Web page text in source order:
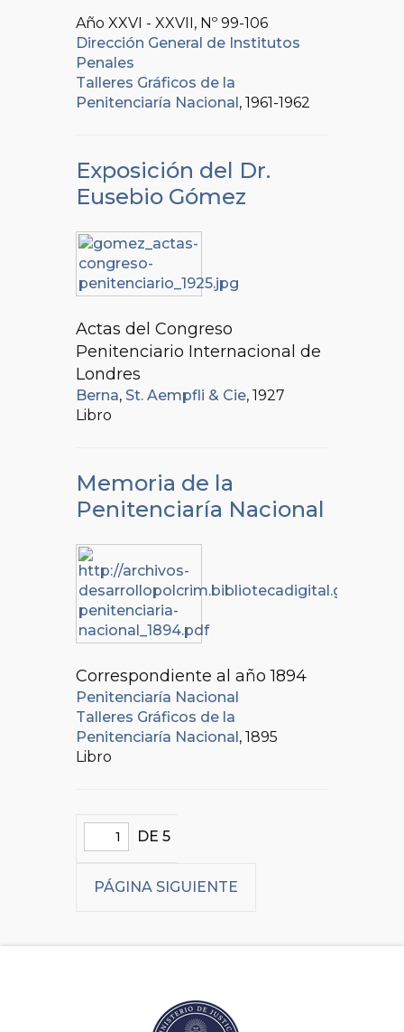
Año XXVI - XXVII, Nº 99-106
Dirección General de Institutos
Penales
Talleres Gráficos de la
Penitenciaría Nacional , 1961-1962
Exposición del Dr.
Eusebio Gómez
Actas del Congreso
Penitenciario Internacional de
Londres
Berna, St. Aempfli & Cie, 1927
Libro
Memoria de la
Penitenciaría Nacional
Correspondiente al año 1894
Penitenciaría Nacional
Talleres Gráficos de la
Penitenciaría Nacional , 1895
Libro
DE 5
PÁGINA SIGUIENTE